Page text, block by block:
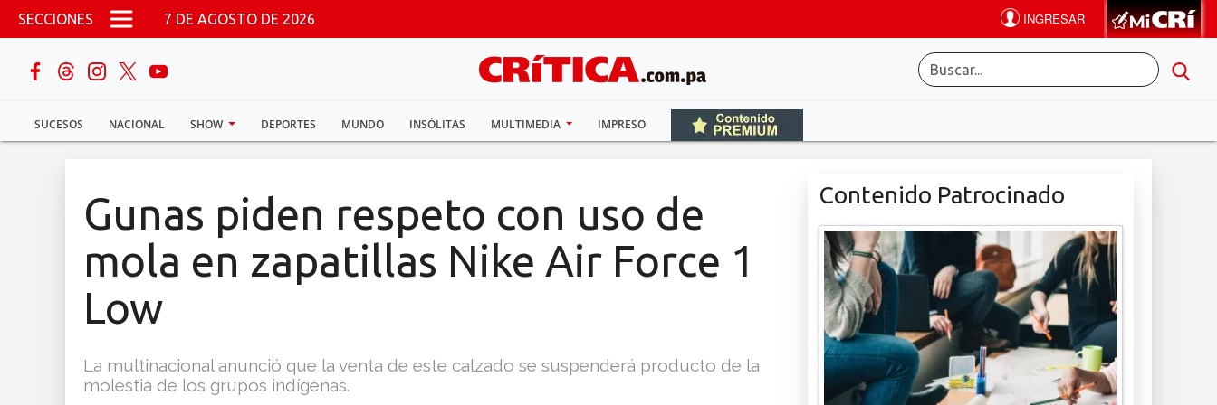
Pasar al contenido principal
SECCIONES 7 DE AGOSTO DE 2026
SUCESOS NACIONAL SHOW DEPORTES MUNDO INSÓLITAS MULTIMEDIA IMPRESO
buscar
Sucesos
Gunas piden respeto con uso de
mola en zapatillas Nike Air Force 1
Low
La multinacional anunció que la venta de este calzado se suspenderá producto de la
molestia de los grupos indígenas.
Contenido Patrocinado